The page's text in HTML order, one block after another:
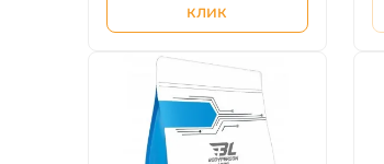
клик